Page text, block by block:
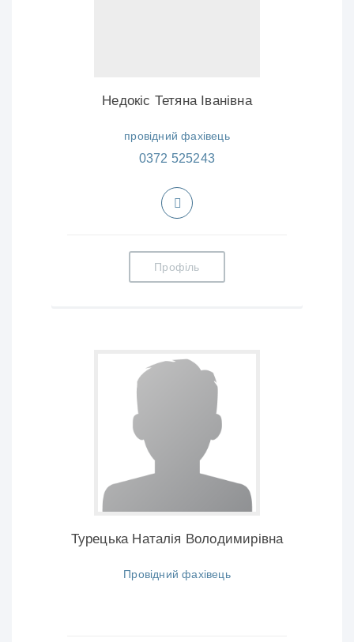
Недокіс Тетяна Іванівна
провідний фахівець
0372 525243
Профіль
Турецька Наталія Володимирівна
Провідний фахівець